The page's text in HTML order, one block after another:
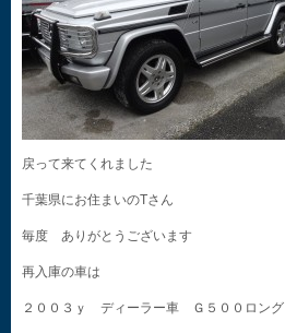
戻って来てくれました
千葉県にお住まいのTさん
毎度 ありがとうございます
再入庫の車は
２００３ｙ ディーラー車 Ｇ５００ロング